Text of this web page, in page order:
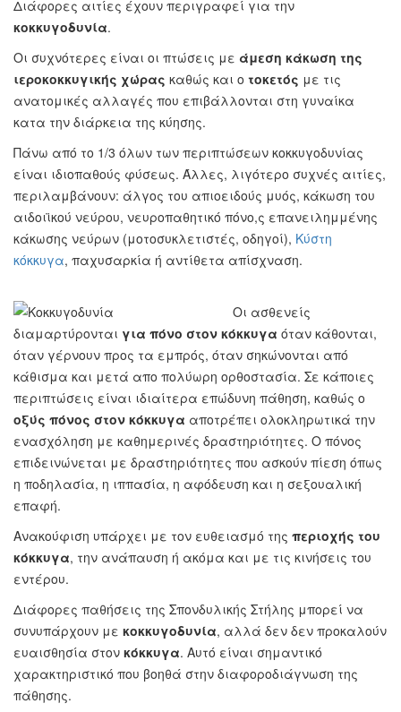
Διάφορες αιτίες έχουν περιγραφεί για την
κοκκυγοδυνία.
Οι συχνότερες είναι οι πτώσεις με άμεση κάκωση της
ιεροκοκκυγικής χώρας καθώς και ο τοκετός με τις
ανατομικές αλλαγές που επιβάλλονται στη γυναίκα
κατα την διάρκεια της κύησης.
Πάνω από το 1/3 όλων των περιπτώσεων κοκκυγοδυνίας
είναι ιδιοπαθούς φύσεως. Άλλες, λιγότερο συχνές αιτίες,
περιλαμβάνουν: άλγος του απιοειδούς μυός, κάκωση του
αιδοιϊκού νεύρου, νευροπαθητικό πόνο,ς επανειλημμένης
κάκωσης νεύρων (μοτοσυκλετιστές, οδηγοί), Κύστη
κόκκυγα, παχυσαρκία ή αντίθετα απίσχναση.
Οι ασθενείς
διαμαρτύρονται για πόνο στον κόκκυγα όταν κάθονται,
όταν γέρνουν προς τα εμπρός, όταν σηκώνονται από
κάθισμα και μετά απο πολύωρη ορθοστασία. Σε κάποιες
περιπτώσεις είναι ιδιαίτερα επώδυνη πάθηση, καθώς ο
οξύς πόνος στον κόκκυγα αποτρέπει ολοκληρωτικά την
ενασχόληση με καθημερινές δραστηριότητες. Ο πόνος
επιδεινώνεται με δραστηριότητες που ασκούν πίεση όπως
η ποδηλασία, η ιππασία, η αφόδευση και η σεξουαλική
επαφή.
Ανακούφιση υπάρχει με τον ευθειασμό της περιοχής του
κόκκυγα, την ανάπαυση ή ακόμα και με τις κινήσεις του
εντέρου.
Διάφορες παθήσεις της Σπονδυλικής Στήλης μπορεί να
συνυπάρχουν με κοκκυγοδυνία, αλλά δεν δεν προκαλούν
ευαισθησία στον κόκκυγα. Αυτό είναι σημαντικό
χαρακτηριστικό που βοηθά στην διαφοροδιάγνωση της
πάθησης.